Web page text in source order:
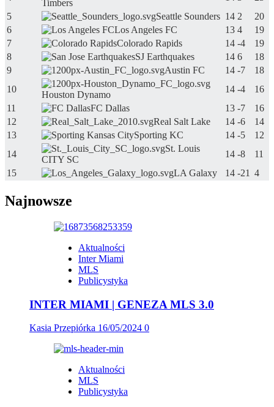
Timbers
5
Seattle Sounders 14 2
20
6
Los Angeles FC 13 4
19
7
Colorado Rapids 14 -4
19
8
SJ Earthquakes 14 6
18
9
Austin FC 14 -7
18
10
Houston Dynamo
14 -4
16
11
FC Dallas 13 -7
16
12
Real Salt Lake 14 -6
14
13
Sporting KC 14 -5
12
14
St. Louis
CITY SC
14 -8
11
15
LA Galaxy 14 -21 4
Najnowsze
Aktualności
Inter Miami
MLS
Publicystyka
INTER MIAMI | GENEZA MLS 3.0
Kasia Przepiórka 16/05/2024 0
Aktualności
MLS
Publicystyka